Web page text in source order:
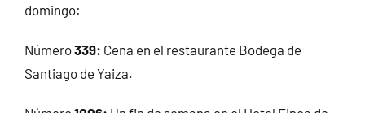
domingo:
Número339: Cena en el restaurante Bodega de
Santiago de Yaiza.